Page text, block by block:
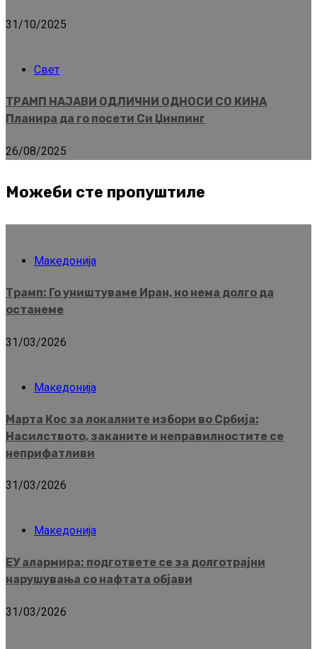
31/10/2025
Свет
ТРАМП НАЈАВИ ОДЛИЧНИ ОДНОСИ СО КИНА
Планира да го посети Си Џинпинг
26/08/2025
Можеби сте пропуштиле
Македонија
Трамп: Го уништуваме Иран, но нема долго да
останеме
31/03/2026
Македонија
Марта Кос за локалните избори во Србија:
Насилството, заканите и неправилностите се
неприфатливи
31/03/2026
Македонија
ЕУ алармира: подгответе се за долготрајни
нарушувања со нафтата објави
31/03/2026